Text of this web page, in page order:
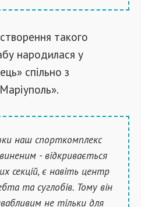
такого
народилася у
спільно з
наш спорткомплекс
- відкривається
секцій, є навіть центр
та суглобів. Тому він
не тільки для